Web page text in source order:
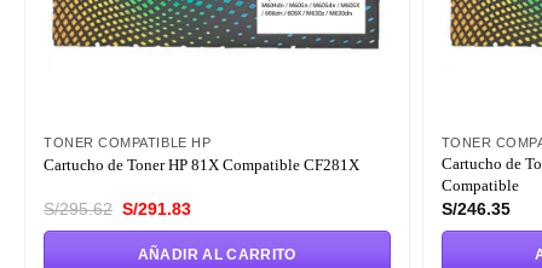
TONER COMPATIBLE HP
Cartucho de Toner HP 81X Compatible CF281X
S/295.62 El
original
era:
S/291.83El
es:
AÑADIR AL CARRITO
TONER
Cartucho de
Compatible
S/246.35